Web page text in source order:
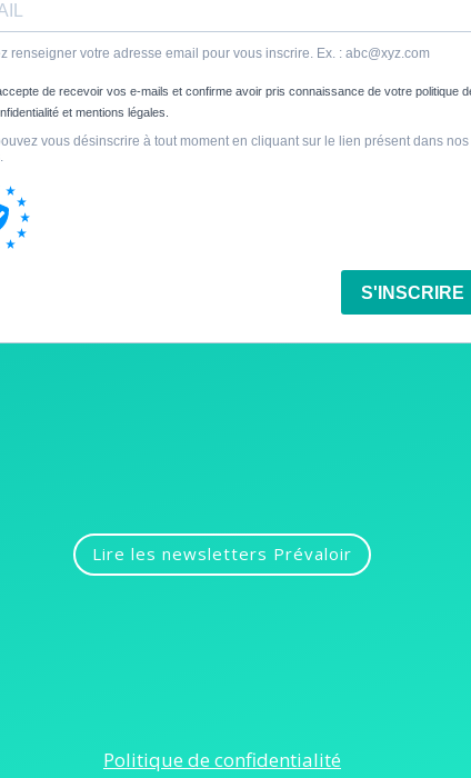
Lire les newsletters Prévaloir
Politique de confidentialité